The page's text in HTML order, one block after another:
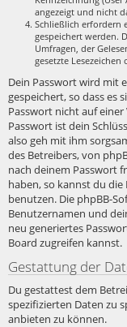
angezeigt und nicht
Schließlich erfordern
gespeichert werden.
Umfragen, der
gesetzte
Dein Passwort wird mit
gespeichert, so dass es
Passwort nicht auf
Passwort ist dein
also geh mit ihm
des Betreibers, von
nach deinem Passwort
haben, so kannst du die
benutzen. Die phpBB-
Benutzernamen und
neu generiertes
Board zugreifen kannst.
Gestattung der
Du gestattest dem
spezifizierten Daten zu
anbieten zu können.